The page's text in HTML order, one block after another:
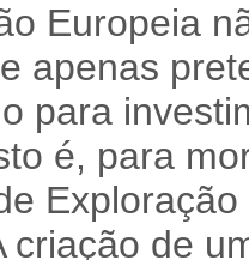
Europeia
apenas
para
é, para
criação de